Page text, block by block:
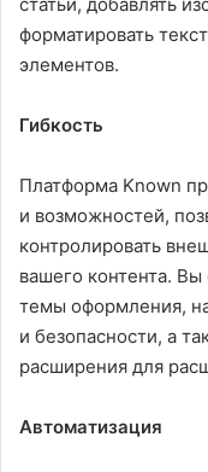
форматировать
элементов.
Гибкость
Платформа Known
и возможностей,
контролировать
вашего контента.
темы оформления,
и безопасности, а
расширения для
Автоматизация